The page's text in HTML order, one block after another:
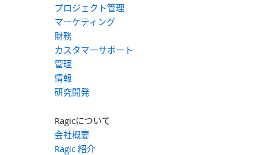
プロジェクト管理
マーケティング
財務
カスタマーサポート
管理
情報
研究開発
Ragicについて
会社概要
Ragic 紹介